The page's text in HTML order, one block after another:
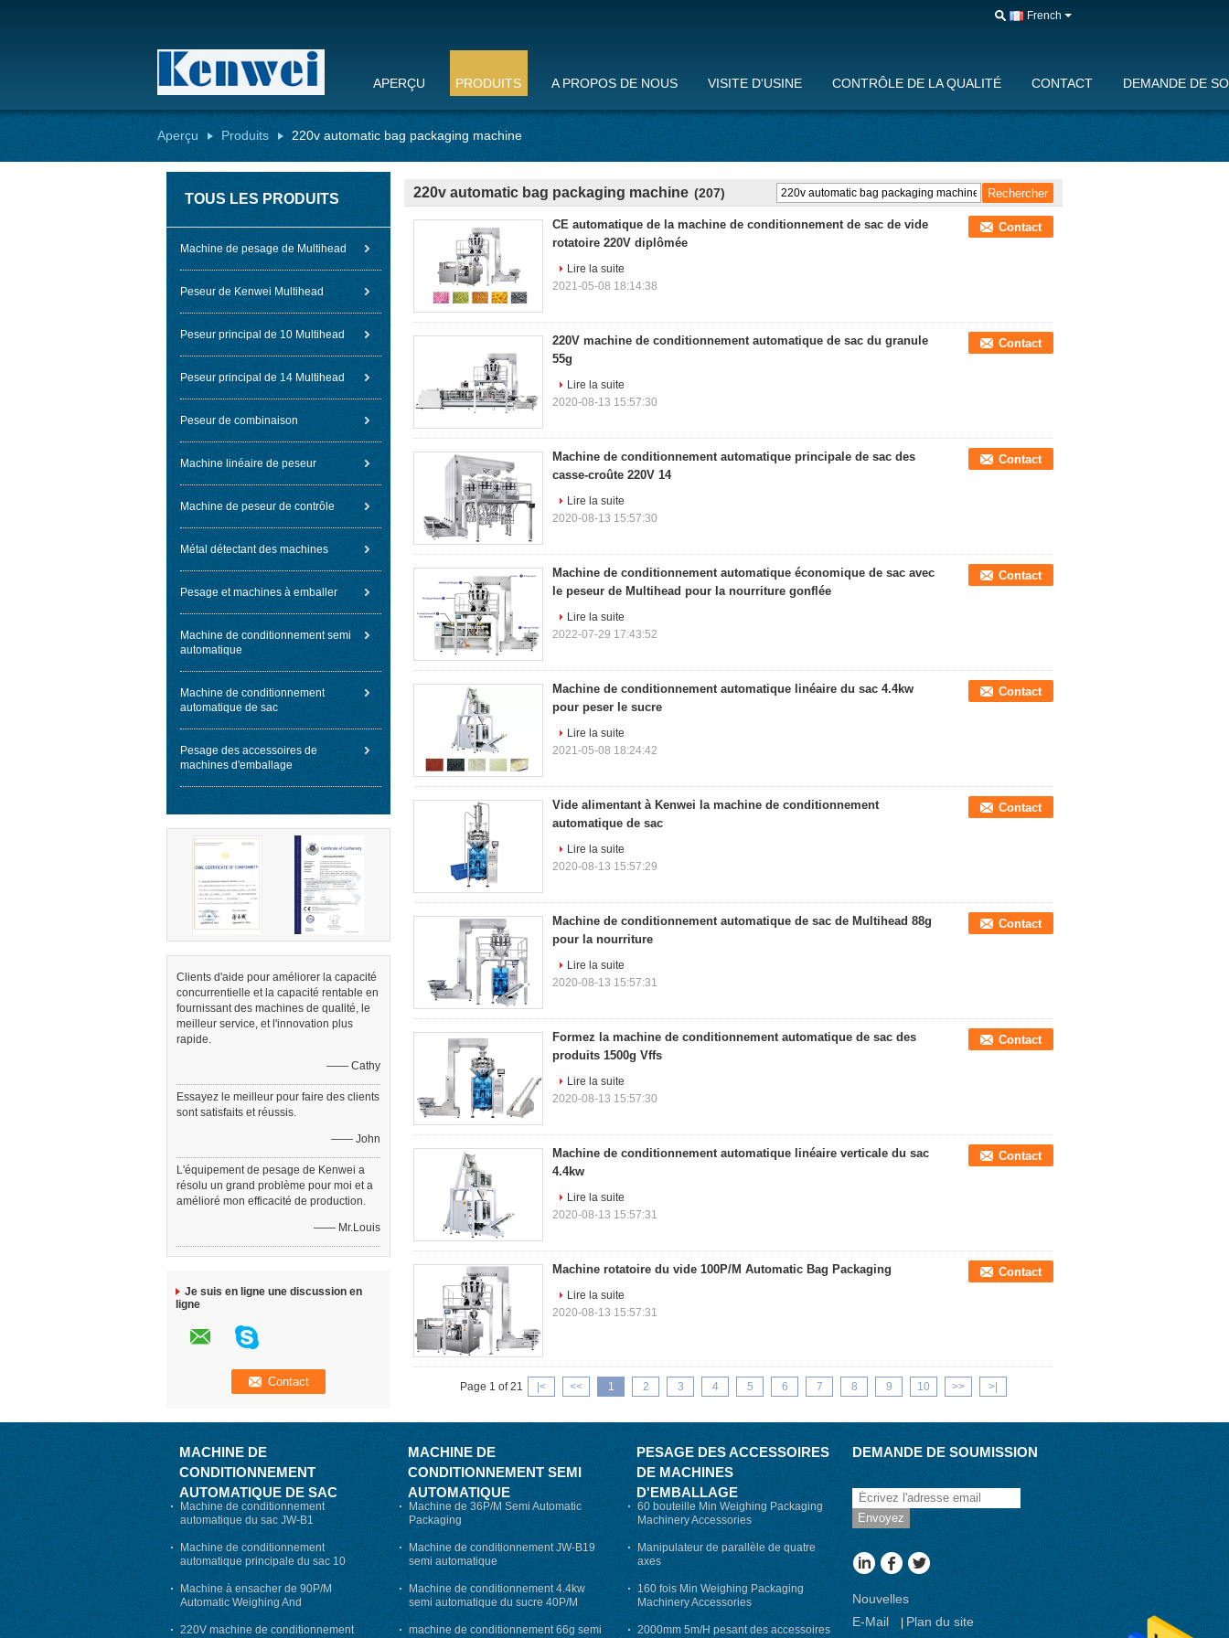
French
APERÇU PRODUITS A PROPOS DE NOUS VISITE D'USINE CONTRÔLE DE LA QUALITÉ CONTACT DEMANDE DE
Aperçu Produits 220v automatic bag packaging machine
TOUS LES PRODUITS
Machine de pesage de Multihead
Peseur de Kenwei Multihead
Peseur principal de 10 Multihead
Peseur principal de 14 Multihead
Peseur de combinaison
Machine linéaire de peseur
Machine de peseur de contrôle
Métal détectant des machines
Pesage et machines à emballer
Machine de conditionnement semi
automatique
Machine de conditionnement
automatique de sac
Pesage des accessoires de
machines d'emballage
Clients d'aide pour améliorer la capacité
concurrentielle et la capacité rentable en
fournissant des machines de qualité, le
meilleur service, et l'innovation plus
rapide.
—— Cathy
Essayez le meilleur pour faire des clients
sont satisfaits et réussis.
—— John
L'équipement de pesage de Kenwei a
résolu un grand problème pour moi et a
amélioré mon efficacité de production.
—— Mr.Louis
Je suis en ligne une discussion en
ligne
220v automatic bag packaging machine (207)
CE automatique de la machine de conditionnement de sac de vide
rotatoire 220V diplômée
Contact
Lire la suite
2021-05-08 18:14:38
220V machine de conditionnement automatique de sac du granule
55g
Contact
Lire la suite
2020-08-13 15:57:30
Machine de conditionnement automatique principale de sac des
casse-croûte 220V 14
Contact
Lire la suite
2020-08-13 15:57:30
Machine de conditionnement automatique économique de sac avec
le peseur de Multihead pour la nourriture gonflée
Contact
Lire la suite
2022-07-29 17:43:52
Machine de conditionnement automatique linéaire du sac 4.4kw
pour peser le sucre
Contact
Lire la suite
2021-05-08 18:24:42
Vide alimentant à Kenwei la machine de conditionnement
automatique de sac
Contact
Lire la suite
2020-08-13 15:57:29
Machine de conditionnement automatique de sac de Multihead 88g
pour la nourriture
Contact
Lire la suite
2020-08-13 15:57:31
Formez la machine de conditionnement automatique de sac des
produits 1500g Vffs
Contact
Lire la suite
2020-08-13 15:57:30
Machine de conditionnement automatique linéaire verticale du sac
4.4kw
Contact
Lire la suite
2020-08-13 15:57:31
Machine rotatoire du vide 100P/M Automatic Bag Packaging Contact
Lire la suite
2020-08-13 15:57:31
Page 1 of 21 |< << 1 2 3 4 5 6 7 8 9 10 >> >|
MACHINE DE
CONDITIONNEMENT
AUTOMATIQUE DE SAC
Machine de conditionnement
automatique du sac JW-B1
Machine de conditionnement
automatique principale du sac 10
Machine à ensacher de 90P/M
Automatic Weighing And
220V machine de conditionnement
MACHINE DE
CONDITIONNEMENT SEMI
AUTOMATIQUE
Machine de 36P/M Semi Automatic
Packaging
Machine de conditionnement JW-B19
semi automatique
Machine de conditionnement 4.4kw
semi automatique du sucre 40P/M
machine de conditionnement 66g semi
PESAGE DES ACCESSOIRES
DE MACHINES
D'EMBALLAGE
60 bouteille Min Weighing Packaging
Machinery Accessories
Manipulateur de parallèle de quatre
axes
160 fois Min Weighing Packaging
Machinery Accessories
2000mm 5m/H pesant des accessoires
DEMANDE DE SOUMISSION
Envoyez
Nouvelles
E-Mail
|Plan du site